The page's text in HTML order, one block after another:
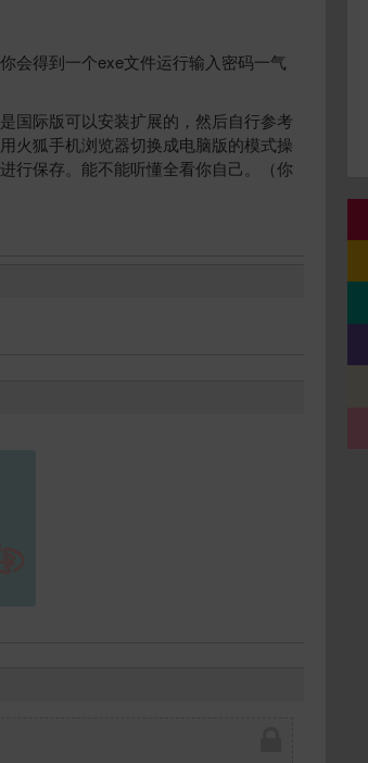
会得到一个exe文件运行输入密码一气
国际版可以安装扩展的，然后自行参考
火狐手机浏览器切换成电脑版的模式操
行保存。能不能听懂全看你自己。（你